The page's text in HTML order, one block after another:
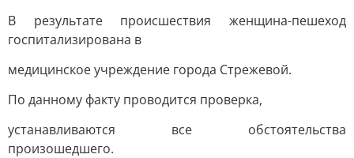
В результате происшествия женщина-пешеход
госпитализирована в
медицинское учреждение города Стрежевой.
По данному факту проводится проверка,
устанавливаются все обстоятельства
произошедшего.